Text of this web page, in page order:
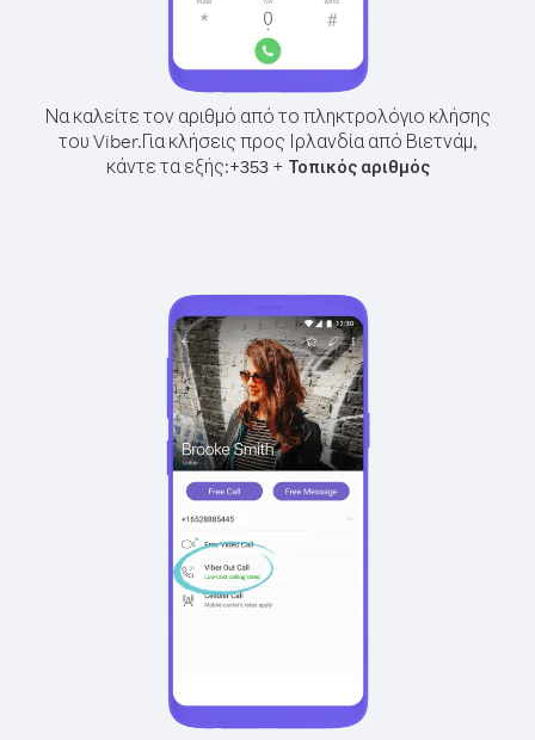
Να καλείτε τον αριθμό από το πληκτρολόγιο κλήσης
του Viber.Για κλήσεις προς Ιρλανδία από Βιετνάμ,
κάντε τα εξής:+353+ Τοπικός αριθμός